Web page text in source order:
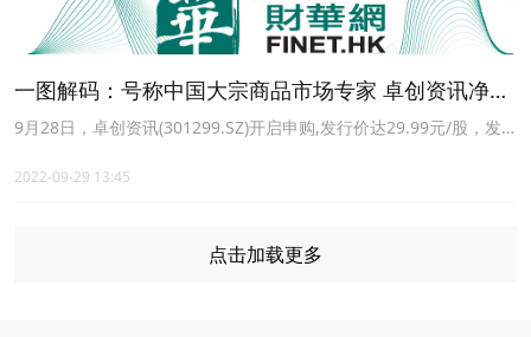
一图解码：号称中国大宗商品市场专家 卓创资讯净利
润为何开倒车？
9月28日，卓创资讯(301299.SZ)开启申购,发行价达29.99元/股，发
3.891018亿元。9月28日晚间，卓创资讯发布网上定价发行中签率公
2022-09-29 13:45
点击加载更多